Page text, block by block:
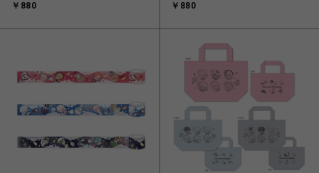
￥880 ￥880